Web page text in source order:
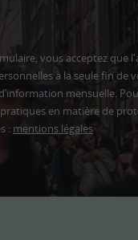
vous acceptez que
à la seule fin de
mensuelle.
en matière de
: mentions légales